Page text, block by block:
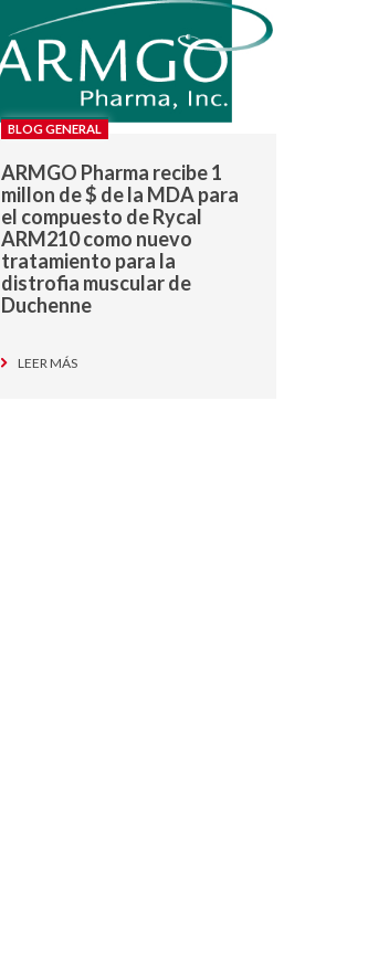
BLOG GENERAL
ARMGO Pharma recibe 1
millon de $ de la MDA para
el compuesto de Rycal
ARM210 como nuevo
tratamiento para la
distrofia muscular de
Duchenne
LEER MÁS